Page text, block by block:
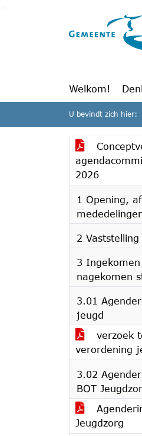
Ga naar de inhoud van deze
Welkom!
U bevindt zich hier:
2026
1 Opening,
2
3
nagekomen
3.01
jeugd
verzoek
verordening
3.02
BOT
Jeugdzorg